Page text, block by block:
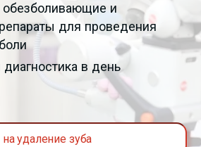
и
для проведения
в день
на удаление зуба